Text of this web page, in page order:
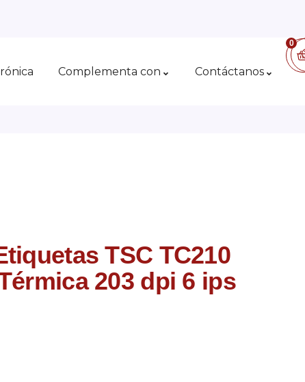
Complementa con Contáctanos
0
TSC TC210
203 dpi 6 ips